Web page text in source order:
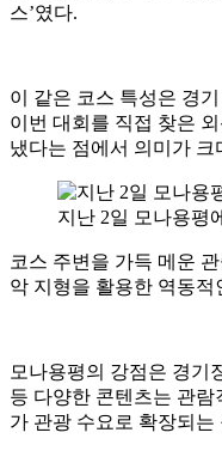
스’였다.
이 같은 코스 특성은 경
이번 대회를 직접 찾은
냈다는 점에서 의미가 크
지난 2일 모나용평
코스 주변을 가득 메운
악 지형을 활용한 역동
모나용평의 강점은 경기
등 다양한 콘텐츠는 관
가 관광 수요로 확장되는